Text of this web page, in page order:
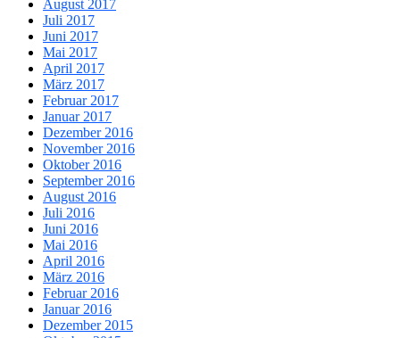
August 2017
Juli 2017
Juni 2017
Mai 2017
April 2017
März 2017
Februar 2017
Januar 2017
Dezember 2016
November 2016
Oktober 2016
September 2016
August 2016
Juli 2016
Juni 2016
Mai 2016
April 2016
März 2016
Februar 2016
Januar 2016
Dezember 2015